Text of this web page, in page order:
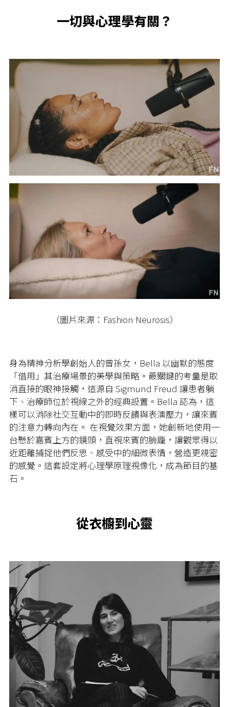
一切與心理學有關？
（圖片來源：Fashion Neurosis）
身為精神分析學創始人的曾孫女， Bella 以幽默的態度
「借用」其治療場景的美學與策略。最關鍵的考量是取
消直接的眼神接觸，這源自 Sigmund Freud 讓患者躺
下、治療師位於視線之外的經典設置。 Bella 認為，這
樣可以消除社交互動中的即時反饋與表演壓力，讓來賓
的注意力轉向內在。 在視覺效果方面，她創新地使用一
台懸於嘉賓上方的鏡頭，直視來賓的臉龐，讓觀眾得以
近距離捕捉他們反思、感受中的細微表情，營造更親密
的感覺。這套設定將心理學原理視像化，成為節目的基
石。
從衣櫥到心靈